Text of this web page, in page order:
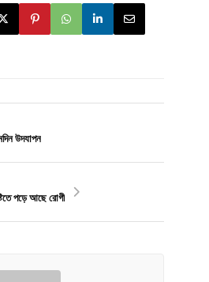
উদযাপন
পড়ে আছে রোগী